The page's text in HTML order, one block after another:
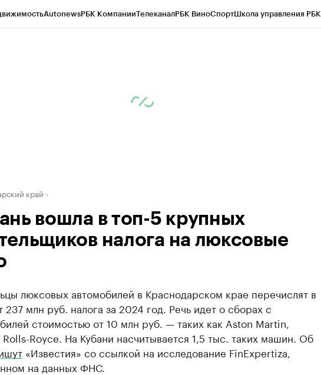
AutonewsРБК КомпанииТелеканалРБК ВиноСпортШкола управления РБК
край
вошла в топ-5 крупных
налога на люксовые
люксовых автомобилей в Краснодарском крае перечислят в
237 млн руб. налога за 2024 год. Речь идет о сборах с
стоимостью от 10 млн руб. — таких как Aston Martin,
Royce. На Кубани насчитывается 1,5 тыс. таких машин. Об
«Известия» со ссылкой на исследование FinExpertiza,
на данных ФНС.